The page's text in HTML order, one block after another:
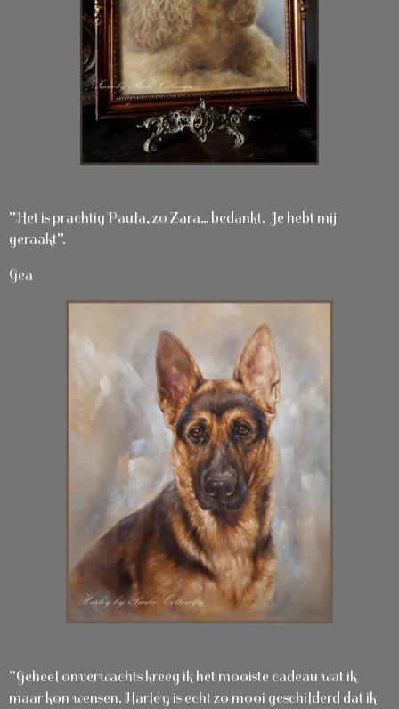
"Het is prachtig Paula, zo Zara… bedankt. Je hebt mij
geraakt".
Gea
"Geheel onverwachts kreeg ik het mooiste cadeau wat ik
maar kon wensen. Harley is echt zo mooi geschilderd dat ik